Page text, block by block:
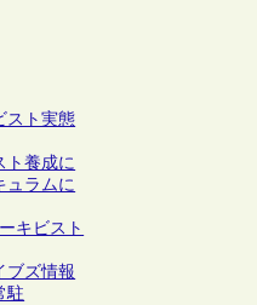
スト実態
ト養成に
ュラムに
キビスト
ブズ情報
駐